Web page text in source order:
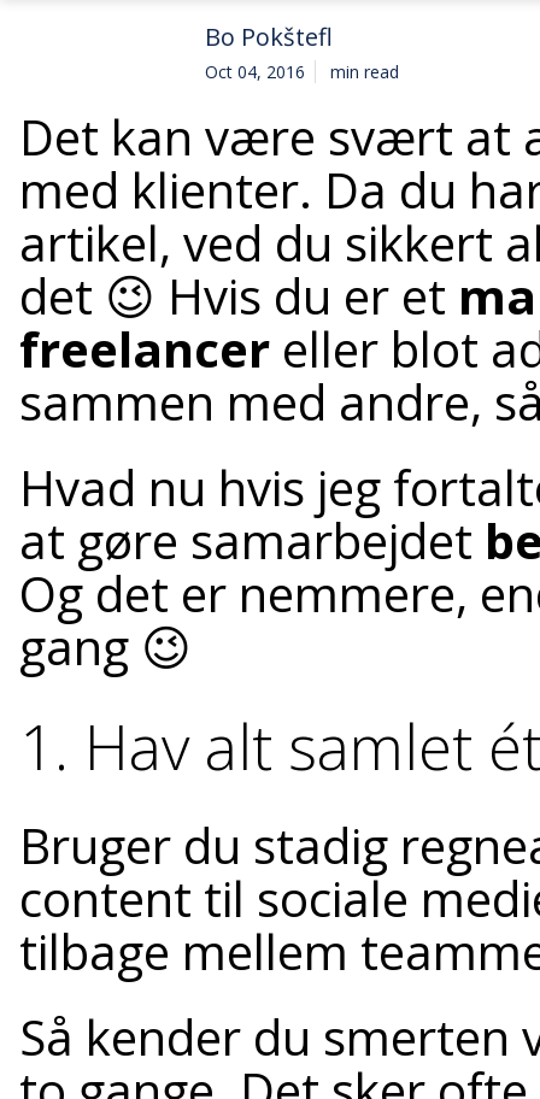
Bo Pokštefl
Oct 04, 2016 min read
Det kan være svært at
med klienter. Da du
artikel, ved du sikkert
det 😉 Hvis du er et
freelancer eller blot
sammen med andre,
Hvad nu hvis jeg
at gøre samarbejdet
Og det er nemmere,
gang 😉
1. Hav alt samlet
Bruger du stadig
content til sociale
tilbage mellem
Så kender du smerten